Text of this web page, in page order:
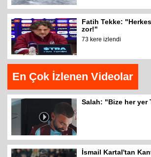
Fatih Tekke:
zor!"
73 kere izlendi
En Çok İzlenen Videolar
Salah: "Bize her yer
İsmail Kartal'tan